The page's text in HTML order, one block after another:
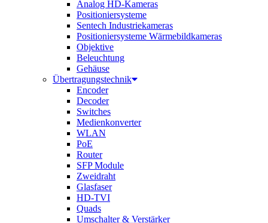
Analog HD-Kameras
Positioniersysteme
Sentech Industriekameras
Positioniersysteme Wärmebildkameras
Objektive
Beleuchtung
Gehäuse
Übertragungstechnik
Encoder
Decoder
Switches
Medienkonverter
WLAN
PoE
Router
SFP Module
Zweidraht
Glasfaser
HD-TVI
Quads
Umschalter & Verstärker